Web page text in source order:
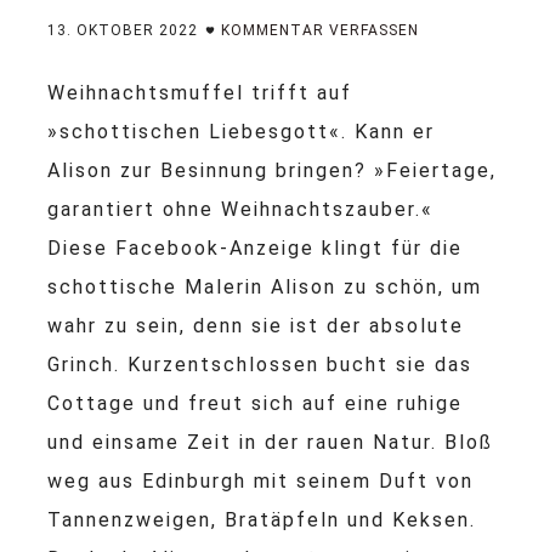
13. OKTOBER 2022 KOMMENTAR VERFASSEN
Weihnachtsmuffel trifft auf
»schottischen Liebesgott«. Kann er
Alison zur Besinnung bringen? »Feiertage,
garantiert ohne Weihnachtszauber.«
Diese Facebook-Anzeige klingt für die
schottische Malerin Alison zu schön, um
wahr zu sein, denn sie ist der absolute
Grinch. Kurzentschlossen bucht sie das
Cottage und freut sich auf eine ruhige
und einsame Zeit in der rauen Natur. Bloß
weg aus Edinburgh mit seinem Duft von
Tannenzweigen, Bratäpfeln und Keksen.